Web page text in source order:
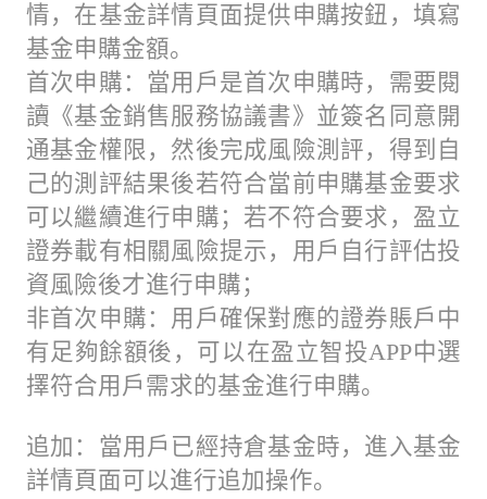
情，在基金詳情頁面提供申購按鈕，填寫
基金申購金額。
首次申購：當用戶是首次申購時，需要閱
讀《基金銷售服務協議書》並簽名同意開
通基金權限，然後完成風險測評，得到自
己的測評結果後若符合當前申購基金要求
可以繼續進行申購；若不符合要求，盈立
證券載有相關風險提示，用戶自行評估投
資風險後才進行申購；
非首次申購：用戶確保對應的證券賬戶中
有足夠餘額後，可以在盈立智投APP中選
擇符合用戶需求的基金進行申購。
追加：當用戶已經持倉基金時，進入基金
詳情頁面可以進行追加操作。